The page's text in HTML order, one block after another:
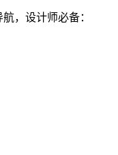
，设计师必备：